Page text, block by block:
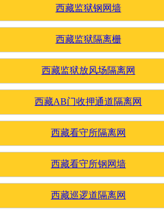
西藏监狱钢网墙
西藏监狱隔离栅
西藏监狱放风场隔离网
西藏AB门收押通道隔离网
西藏看守所隔离网
西藏看守所钢网墙
西藏巡逻道隔离网